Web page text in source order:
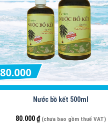
Nước bồ kết 500ml
80.000₫ (chưa bao gồm thuế VAT)